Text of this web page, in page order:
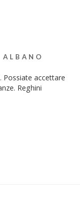
ALBANO
Possiate accettare
Reghini